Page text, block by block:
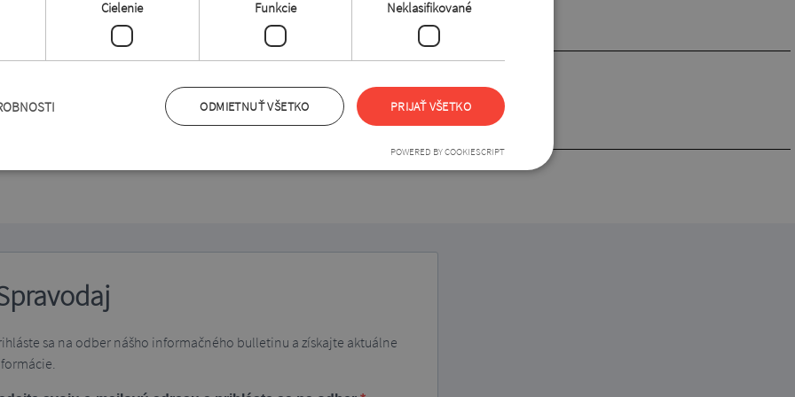
sa na odber nášho informačného bulletinu a získajte aktuálne
Cielenie Funkcie Neklasifikované
PRIJAŤ VŠETKO
ODMIETNUŤ VŠETKO
POWERED BY COOKIESCRIPT